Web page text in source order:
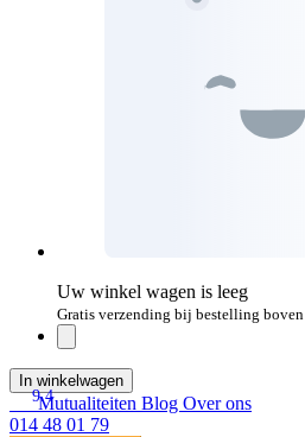
Uw winkel wagen is leeg
Gratis verzending bij bestelling boven
In winkelwagen
9.4
Mutualiteiten Blog Over ons
014 48 01 79